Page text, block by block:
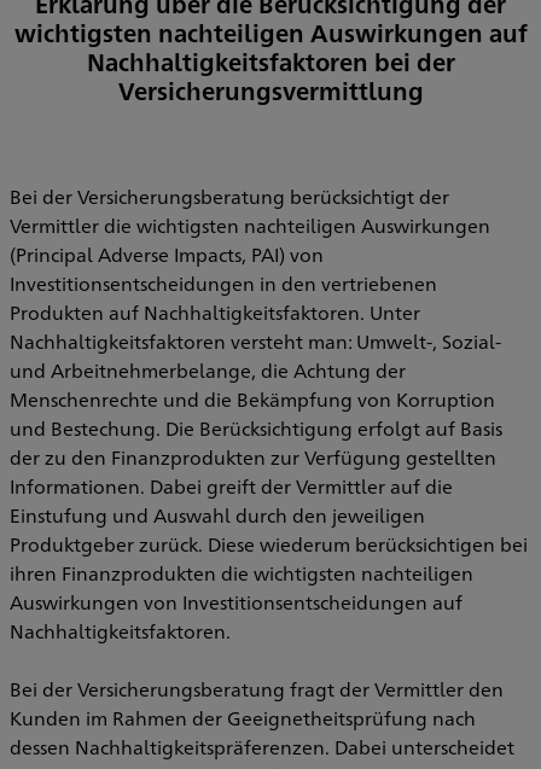
wichtigsten nachteiligen Auswirkungen auf
Nachhaltigkeitsfaktoren bei der
Versicherungsvermittlung
Bei der Versicherungsberatung berücksichtigt der
Vermittler die wichtigsten nachteiligen Auswirkungen
(Principal Adverse Impacts, PAI) von
Investitionsentscheidungen in den vertriebenen
Produkten auf Nachhaltigkeitsfaktoren. Unter
Nachhaltigkeitsfaktoren versteht man: Umwelt-, Sozial-
und Arbeitnehmerbelange, die Achtung der
Menschenrechte und die Bekämpfung von Korruption
und Bestechung. Die Berücksichtigung erfolgt auf Basis
der zu den Finanzprodukten zur Verfügung gestellten
Informationen. Dabei greift der Vermittler auf die
Einstufung und Auswahl durch den jeweiligen
Produktgeber zurück. Diese wiederum berücksichtigen bei
ihren Finanzprodukten die wichtigsten nachteiligen
Auswirkungen von Investitionsentscheidungen auf
Nachhaltigkeitsfaktoren.
Bei der Versicherungsberatung fragt der Vermittler den
Kunden im Rahmen der Geeignetheitsprüfung nach
dessen Nachhaltigkeitspräferenzen. Dabei unterscheidet